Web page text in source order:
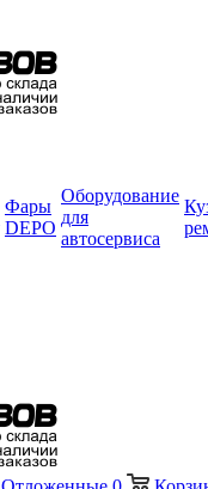
Фары
DEPO
Оборудование
для
автосервиса